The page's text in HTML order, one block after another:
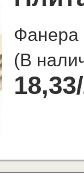
Фанера
(В
18,33/